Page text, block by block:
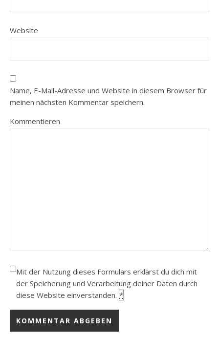
Website
Name, E-Mail-Adresse und Website in diesem Browser für
meinen nächsten Kommentar speichern.
Kommentieren
Mit der Nutzung dieses Formulars erklärst du dich mit
der Speicherung und Verarbeitung deiner Daten durch
diese Website einverstanden. *